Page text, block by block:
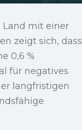
Land mit einer
zeigt sich, dass
0,6 %
für negatives
langfristigen